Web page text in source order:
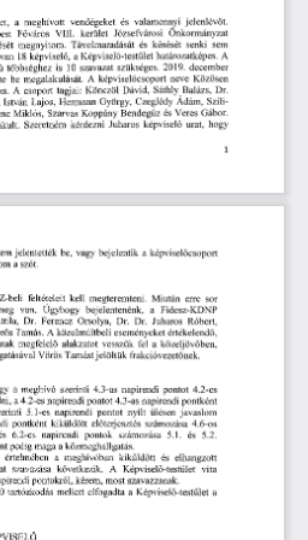
a meghívott vendégeket és valamennyi jelenlévőt.
Főváros VIII. kerület Józsefvárosi Önkormányzat
megnyitom. Távolmaradását és késését senki sem
van 18 képviselő, a Képviselő -testület határozatképes.
A
többséghez is 10 szavazat szükséges. 2019. december
be megalakulását. A képviselőcsoport neve Közösen
A csoport tagjai: Könczöl Dávid, Sáthly Balázs, Dr.
István Lajos, Hermann György, Czegledy Ádám, Szili-
Miklós, Szarvas Koppány Bendegúz és Veres Gabor.
Szeretném kérdezni Juharos képviselő urat, hogy
jelentették be, vagy bejelentik a képviselőcsoport
a szót.
beli feltételeit kell megteremteni. Miután erre sor
van. Úgyhogy bejelentenénk, a Fidesz-KDNP
Dr. Ferencz Orsolya, Dr. Dr. Juharos Robert,
Tamás. A közelmúltbeli eseményeket értékelendő,
megfelelő alakzatot vesszük fel a közeljövőben,
Vörös Tamást jelöltük frakcióvezetőnek.
a meghívó szerinti 4.3-as napirendi pontot 4.2-es
a 4.2-es napirendi pontot 4.3-as napirendi pontként
5.1-es napirendi pontot nyílt ülésen javaslom
pontként kiküldött előterjesztés számozása 4.6-os
6.2-es napirendi pontok számozása 5.1. és
5.2.
pedig maga a közmeghallgatás.
értelmében a meghívóban kiküldött és elhangzott
szavazása következik. A Képviselő-testület vita
pontokról, kérem, most szavazzanak.
0 tartózkodás mellett elfogadta a Képviselő-testület a
Ő